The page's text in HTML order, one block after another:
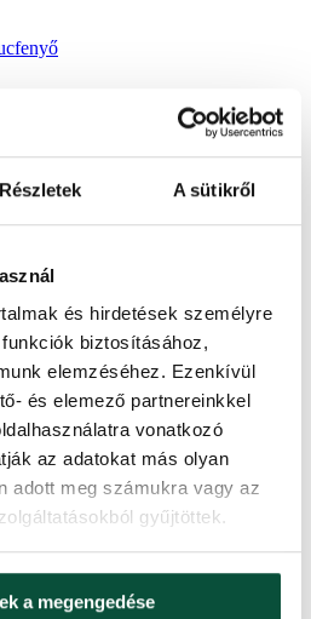
Részletek A sütikről
és hirdetések személyre
biztosításához,
elemzéséhez. Ezenkívül
és elemező partnereinkkel
vonatkozó
az adatokat más olyan
adott meg számukra vagy az
gyűjtöttek.
a megengedése